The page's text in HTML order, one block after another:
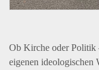
Ob Kirche oder Politik
eigenen ideologischen